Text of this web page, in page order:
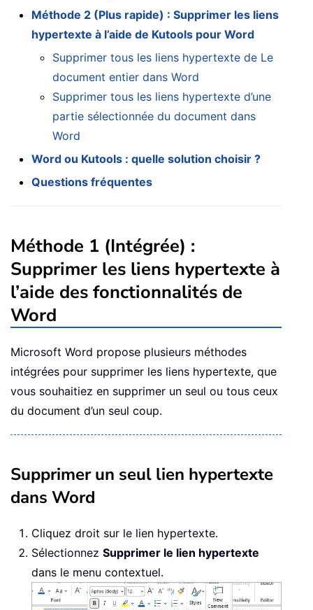
Méthode 2 (Plus rapide) : Supprimer les liens
hypertexte à l’aide de Kutools pour Word
Supprimer tous les liens hypertexte de Le
document entier dans Word
Supprimer tous les liens hypertexte d’une
partie sélectionnée du document dans
Word
Word ou Kutools : quelle solution choisir ?
Questions fréquentes
Méthode 1 (Intégrée) :
Supprimer les liens hypertexte à
l’aide des fonctionnalités de
Word
Microsoft Word propose plusieurs méthodes
intégrées pour supprimer les liens hypertexte, que
vous souhaitiez en supprimer un seul ou tous ceux
du document d’un seul coup.
Supprimer un seul lien hypertexte
dans Word
Cliquez droit sur le lien hypertexte.
Sélectionnez Supprimer le lien hypertexte
dans le menu contextuel.